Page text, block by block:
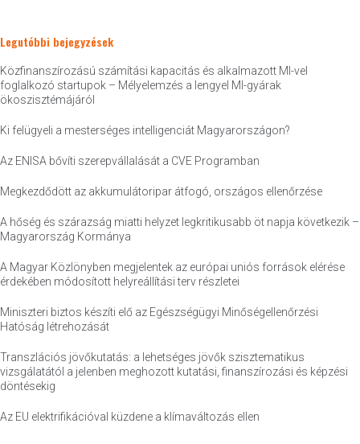
Legutóbbi bejegyzések
Közfinanszírozású számítási kapacitás és alkalmazott MI-vel
foglalkozó startupok – Mélyelemzés a lengyel MI-gyárak
ökoszisztémájáról
Ki felügyeli a mesterséges intelligenciát Magyarországon?
Az ENISA bővíti szerepvállalását a CVE Programban
Megkezdődött az akkumulátoripar átfogó, országos ellenőrzése
A hőség és szárazság miatti helyzet legkritikusabb öt napja következik –
Magyarország Kormánya
A Magyar Közlönyben megjelentek az európai uniós források elérése
érdekében módosított helyreállítási terv részletei
Miniszteri biztos készíti elő az Egészségügyi Minőségellenőrzési
Hatóság létrehozását
Transzlációs jövőkutatás: a lehetséges jövők szisztematikus
vizsgálatától a jelenben meghozott kutatási, finanszírozási és képzési
döntésekig
Az EU elektrifikációval küzdene a klímaváltozás ellen